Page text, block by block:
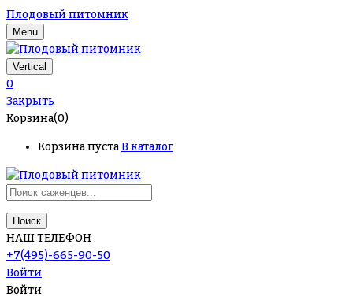
Плодовый питомник
Menu
Vertical
0
Закрыть
Корзина(0)
Корзина пустаВ каталог
Поиск
НАШ ТЕЛЕФОН
+7(495)-665-90-50
Войти
Войти